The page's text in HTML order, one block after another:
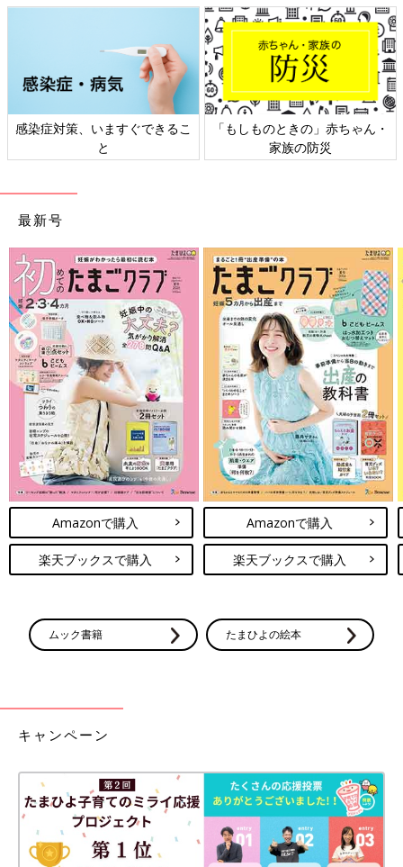
感染症対策、いますぐできるこ
と
「もしものときの」赤ちゃん・
家族の防災
最新号
Amazonで購入
楽天ブックスで購入
Amazonで購入
楽天ブックスで購入
ムック書籍 たまひよの絵本
キャンペーン